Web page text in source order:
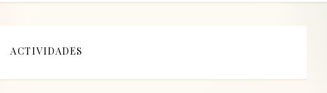
ACTIVIDADES